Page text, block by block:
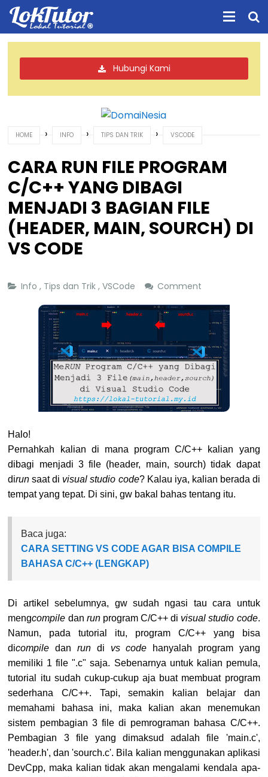
Hubungi Kami
HOME › INFO › TIPS DAN TRIK › VSCODE
CARA RUN FILE PROGRAM
C/C++ YANG DIBAGI
MENJADI 3 BAGIAN FILE
(HEADER, MAIN, SOURCH) DI
VS CODE
Info, Tips dan Trik,VSCode Comment
Halo!
Pernahkah kalian di mana program C/C++ kalian yang
dibagi menjadi 3 file (header, main, sourch) tidak dapat
dirun saat di visual studio code? Kalau iya, kalian berada di
tempat yang tepat. Di sini, gw bakal bahas tentang itu.
Baca juga:
CARA SETTING VS CODE AGAR BISA COMPILE
BAHASA C/C++ (LENGKAP)
Di artikel sebelumnya, gw sudah ngasi tau cara untuk
mengcompile dan runprogram C/C++ di visual studio code.
Namun, pada tutorial itu, program C/C++ yang bisa
dicompile dan rundi vs code
hanyalah program yang
memiliki 1 file ".c" saja. Sebenarnya untuk kalian pemula,
tutorial itu sudah cukup-cukup aja buat membuat program
sederhana C/C++. Tapi, semakin kalian belajar dan
memahami bahasa ini, maka kalian akan menemukan
sistem pembagian 3 file di pemrograman bahasa C/C++.
Pembagian 3 file yang dimaksud adalah file 'main.c',
'header.h', dan 'sourch.c'. Bila kalian menggunakan aplikasi
DevCpp, maka kalian tidak akan mengalami kendala apa-